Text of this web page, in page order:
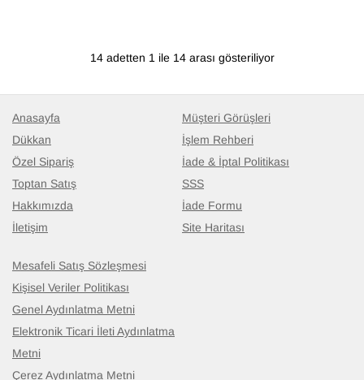
14 adetten 1 ile 14 arası gösteriliyor
Anasayfa
Dükkan
Özel Sipariş
Toptan Satış
Hakkımızda
İletişim
Müşteri Görüşleri
İşlem Rehberi
İade & İptal Politikası
SSS
İade Formu
Site Haritası
Mesafeli Satış Sözleşmesi
Kişisel Veriler Politikası
Genel Aydınlatma Metni
Elektronik Ticari İleti Aydınlatma
Metni
Çerez Aydınlatma Metni